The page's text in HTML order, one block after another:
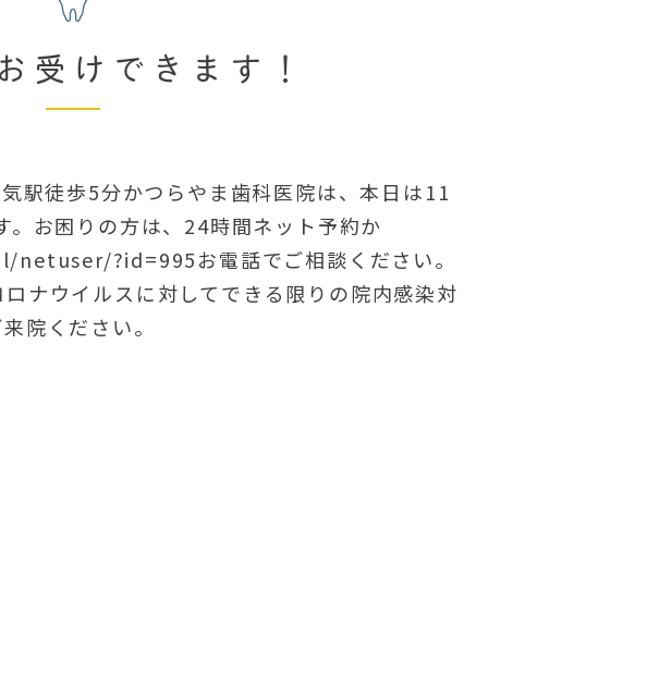
受けできます！
駅徒歩5分かつらやま歯科医院は、本日は11
お困りの方は、24時間ネット予約か
?id=995お電話でご相談ください。
ナウイルスに対してできる限りの院内感染対
院ください。